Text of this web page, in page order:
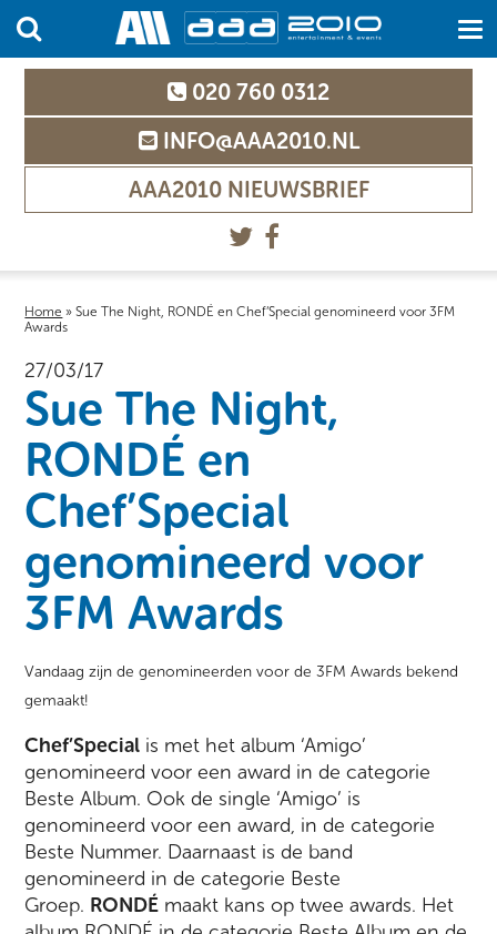
020 760 0312
INFO@AAA2010.NL
AAA2010 NIEUWSBRIEF
Home »Sue The Night, RONDÉ en Chef’Special genomineerd voor 3FM
Awards
27/03/17
Sue The Night,
RONDÉ en
Chef’Special
genomineerd voor
3FM Awards
Vandaag zijn de genomineerden voor de 3FM Awards bekend
gemaakt!
Chef’Special is met het album ‘Amigo’
genomineerd voor een award in de categorie
Beste Album. Ook de single ‘Amigo’ is
genomineerd voor een award, in de categorie
Beste Nummer. Daarnaast is de band
genomineerd in de categorie Beste
Groep. RONDÉ maakt kans op twee awards. Het